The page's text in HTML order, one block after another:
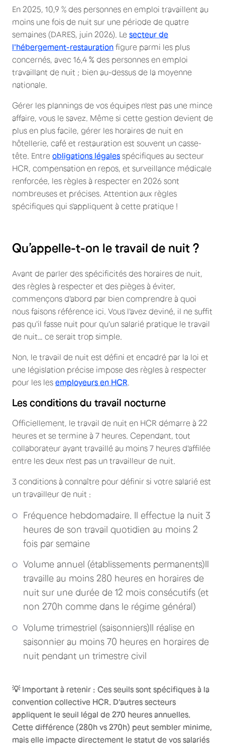
En 2025, 10,9 % des personnes en emploi travaillent au
moins une fois de nuit sur une période de quatre
semaines (DARES, juin 2026). Le secteur de
l'hébergement-restauration figure parmi les plus
concernés, avec 16,4 % des personnes en emploi
travaillant de nuit ; bien au-dessus de la moyenne
nationale.
Gérer les plannings de vos équipes n'est pas une mince
affaire, vous le savez. Même si cette gestion devient de
plus en plus facile, gérer les horaires de nuit en
hôtellerie, café et restauration est souvent un casse-
tête. Entre obligations légales spécifiques au secteur
HCR, compensation en repos, et surveillance médicale
renforcée, les règles à respecter en 2026 sont
nombreuses et précises. Attention aux règles
spécifiques qui s'appliquent à cette pratique !
Qu’appelle-t-on le travail de nuit ?
Avant de parler des spécificités des horaires de nuit,
des règles à respecter et des pièges à éviter,
commençons d'abord par bien comprendre à quoi
nous faisons référence ici. Vous l'avez deviné, il ne suffit
pas qu'il fasse nuit pour qu'un salarié pratique le travail
de nuit… ce serait trop simple.
Non, le travail de nuit est défini et encadré par la loi et
une législation précise impose des règles à respecter
pour les les employeurs en HCR
Les conditions du travail nocturne
Officiellement, le travail de nuit en HCR démarre à 22
heures et se termine à 7 heures. Cependant, tout
collaborateur ayant travaillé au moins 7 heures d'affilée
entre les deux n'est pas un travailleur de nuit.
3 conditions à connaître pour définir si votre salarié est
un travailleur de nuit :
Fréquence hebdomadaire. Il effectue la nuit 3
heures de son travail quotidien au moins 2
fois par semaine
Volume annuel (établissements permanents)Il
travaille au moins 280 heures en horaires de
nuit sur une durée de 12 mois consécutifs (et
non 270h comme dans le régime général)
Volume trimestriel (saisonniers)Il réalise en
saisonnier au moins 70 heures en horaires de
nuit pendant un trimestre civil
💡 Important à retenir : Ces seuils sont spécifiques à la
convention collective HCR. D'autres secteurs
appliquent le seuil légal de 270 heures annuelles.
Cette différence (280h vs 270h) peut sembler minime,
mais elle impacte directement le statut de vos salariés